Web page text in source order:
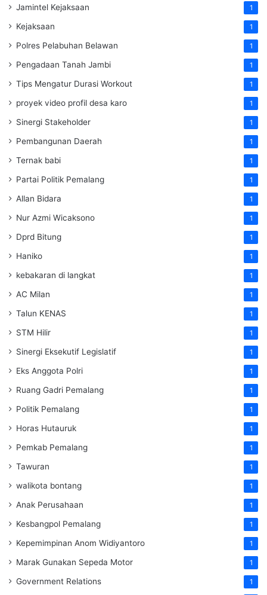
Jamintel Kejaksaan 1
Kejaksaan 1
Polres Pelabuhan Belawan 1
Pengadaan Tanah Jambi 1
Tips Mengatur Durasi Workout 1
proyek video profil desa karo 1
Sinergi Stakeholder 1
Pembangunan Daerah 1
Ternak babi 1
Partai Politik Pemalang 1
Allan Bidara 1
Nur Azmi Wicaksono 1
Dprd Bitung 1
Haniko 1
kebakaran di langkat 1
AC Milan 1
Talun KENAS 1
STM Hilir 1
Sinergi Eksekutif Legislatif 1
Eks Anggota Polri 1
Ruang Gadri Pemalang 1
Politik Pemalang 1
Horas Hutauruk 1
Pemkab Pemalang 1
Tawuran 1
walikota bontang 1
Anak Perusahaan 1
Kesbangpol Pemalang 1
Kepemimpinan Anom Widiyantoro 1
Marak Gunakan Sepeda Motor 1
Government Relations 1